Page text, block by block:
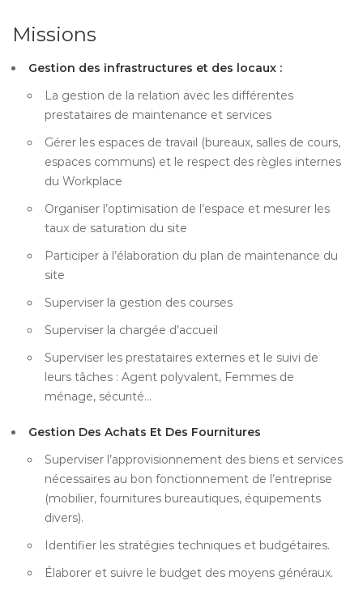
Missions
Gestion des infrastructures et des locaux :
La gestion de la relation avec les différentes
prestataires de maintenance et services
Gérer les espaces de travail (bureaux, salles de cours,
espaces communs) et le respect des règles internes
du Workplace
Organiser l’optimisation de l’espace et mesurer les
taux de saturation du site
Participer à l’élaboration du plan de maintenance du
site
Superviser la gestion des courses
Superviser la chargée d’accueil
Superviser les prestataires externes et le suivi de
leurs tâches : Agent polyvalent, Femmes de
ménage, sécurité…
Gestion Des Achats Et Des Fournitures
Superviser l’approvisionnement des biens et services
nécessaires au bon fonctionnement de l’entreprise
(mobilier, fournitures bureautiques, équipements
divers).
Identifier les stratégies techniques et budgétaires.
Élaborer et suivre le budget des moyens généraux.